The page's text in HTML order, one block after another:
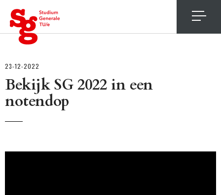
23-12-2022
Bekijk SG 2022 in een
notendop